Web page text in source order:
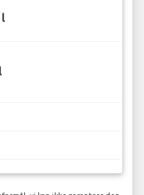
l